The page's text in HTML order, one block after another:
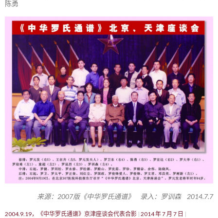
陈勇
来源：2007版《中华罗氏通谱》 录入：罗训森 2014.7.7
2004.9.19，《中华罗氏通谱》京津座谈会代表合影 2014 年 7 月 7 日